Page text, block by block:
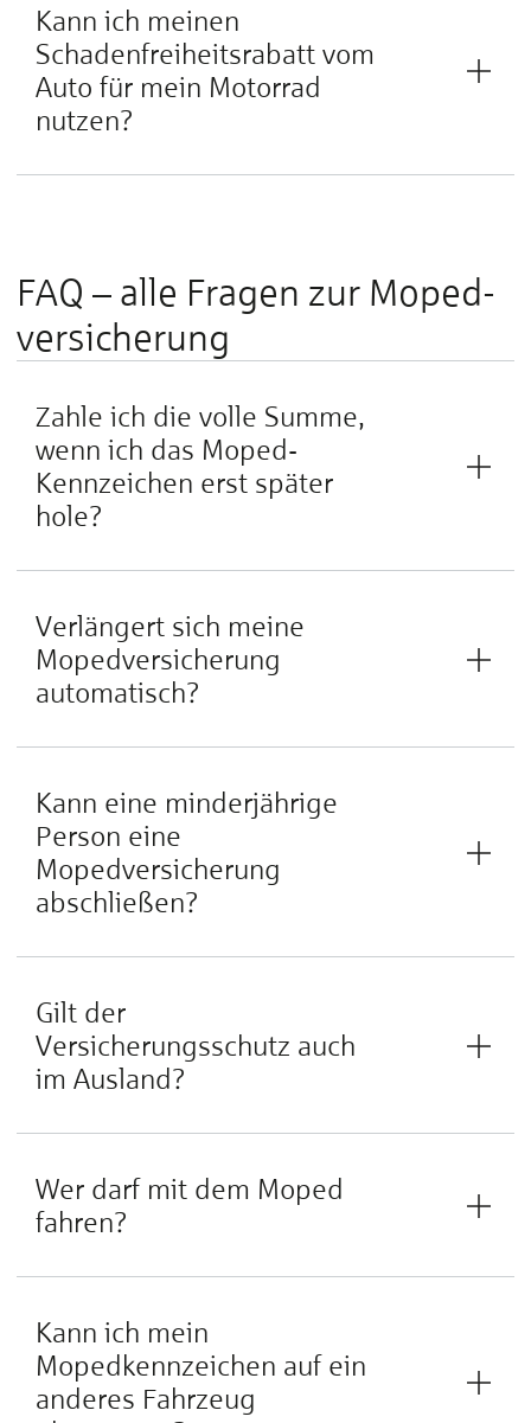
Kann ich meinen
Schadenfreiheitsrabatt vom
Auto für mein Motorrad
nutzen?
FAQ – alle Fragen zur Moped­
versicherung
Zahle ich die volle Summe,
wenn ich das Moped-
Kennzeichen erst später
hole?
Verlängert sich meine
Mopedversicherung
automatisch?
Kann eine minderjährige
Person eine
Mopedversicherung
abschließen?
Gilt der
Versicherungsschutz auch
im Ausland?
Wer darf mit dem Moped
fahren?
Kann ich mein
Mopedkennzeichen auf ein
anderes Fahrzeug